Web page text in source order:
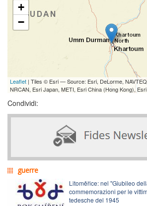
+
−
Leaflet | Tiles © Esri — Source: Esri, DeLorme,
NRCAN, Esri Japan, METI, Esri China (Hong Kong),
Condividi:
guerre
Litoměřice: nel "Giubileo
commemorazioni per le
tedesche del 1945